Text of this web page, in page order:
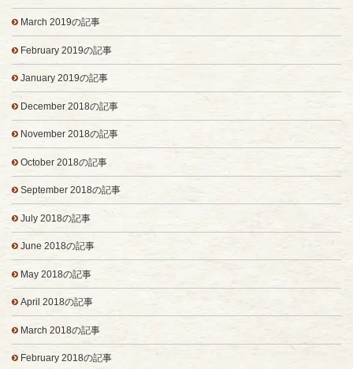
March 2019の記事
February 2019の記事
January 2019の記事
December 2018の記事
November 2018の記事
October 2018の記事
September 2018の記事
July 2018の記事
June 2018の記事
May 2018の記事
April 2018の記事
March 2018の記事
February 2018の記事